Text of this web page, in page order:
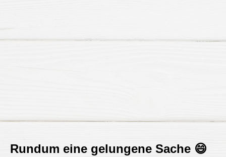
Rundum eine gelungene Sache 😄